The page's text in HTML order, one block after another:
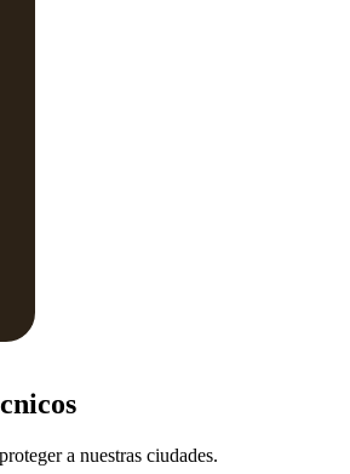
a nuestras ciudades.